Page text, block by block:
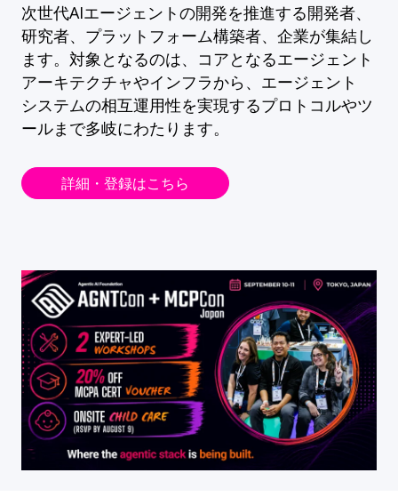
次世代AIエージェントの開発を推進する開発者、
研究者、プラットフォーム構築者、企業が集結し
ます。対象となるのは、コアとなるエージェント
アーキテクチャやインフラから、エージェント
システムの相互運用性を実現するプロトコルやツ
ールまで多岐にわたります。
詳細・登録はこちら